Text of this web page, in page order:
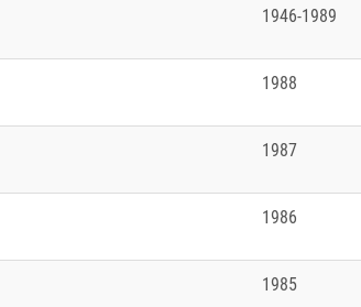
1946-1989
1988
1987
1986
1985